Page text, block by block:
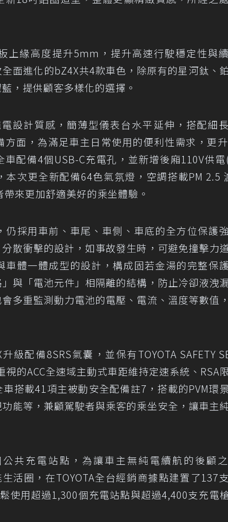
上緣高度提升5mm，提升高速行駛穩定性與
面進化的bZ4X共4款車色，除原有的星河鈦、
，提供顧客多樣化的選擇。
設計質感，簡薄型儀表台水平延伸，搭配細
面，為滿足車主日常使用的便利性需求，更
配備4個USB-C充電孔，並新增後廂110V供電
次更全新配備64色氣氛燈，空調搭載PM 2.5
來更加舒適美好的乘坐體驗。
仍採用車前、車尾、車側、車底的全方位保護
散衝擊的設計，如事故發生時，可避免撞擊力
體一體成型的設計，構成固若金湯的完整保
與「電池元件」相隔離的結構，防止冷卻液洩
多重監測動力電池的電壓、電流、溫度等數值
級配備8SRS氣囊，並保有TOYOTA SAFETY
的ACC全速域主動式車距維持定速系統、RSA
搭載41項主被動安全配備註7，搭載的PVM環
能等，兼顧駕駛者與乘客的乘坐安全，讓車主
共充電站點，為讓車主無純電續航的後顧之
活圈，在TOYOTA全台經銷商據點建置了137
使用超過1,300個充電站點與超過4,400支充電